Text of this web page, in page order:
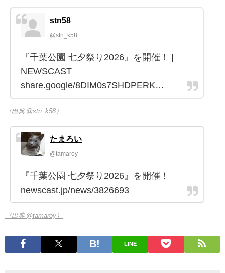
stn58
@stn_k58
『千葉公園 七夕祭り2026』を開催！ |
NEWSCAST
share.google/8DIM0s7SHDPERK…
（出典 @stn_k58）
たまろい
@tamaroy
『千葉公園 七夕祭り2026』を開催！
newscast.jp/news/3826693
（出典 @tamaroy）
LINE